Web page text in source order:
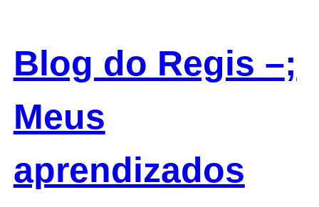
conteúdo
Blog do Regis –;
Meus
aprendizados